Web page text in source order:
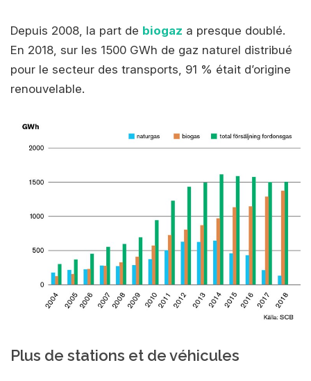
Depuis 2008, la part de biogaz a presque doublé.
En 2018, sur les 1500 GWh de gaz naturel distribué
pour le secteur des transports, 91 % était d’origine
renouvelable.
Plus de stations et de véhicules